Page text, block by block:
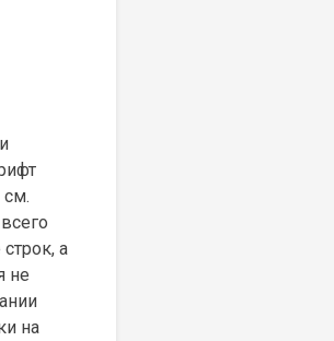
см.
а
не
на